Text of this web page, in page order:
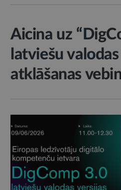
Aicina uz
latviešu
atklāšanas